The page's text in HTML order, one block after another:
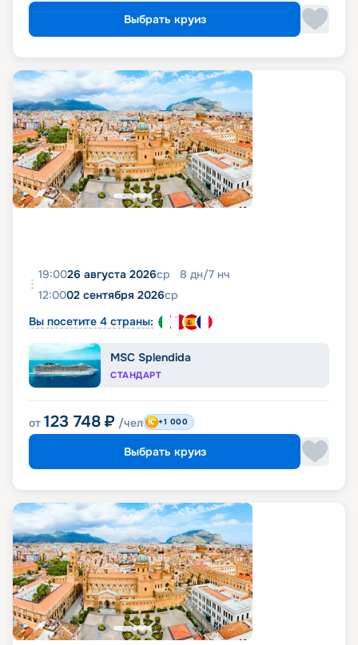
Выбрать круиз
19:0026 августа 2026ср 8 дн/7 нч
12:0002 сентября 2026ср
Вы посетите 4 страны:
MSC Splendida
СТАНДАРТ
от 123 748 ₽ /чел +1 000
Выбрать круиз